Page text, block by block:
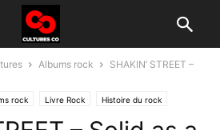
Albums rock
SHAKIN’ STREET –
rock Livre Rock Histoire du rock